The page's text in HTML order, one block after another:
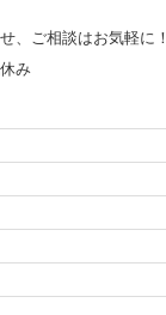
、ご相談はお気軽に！
み